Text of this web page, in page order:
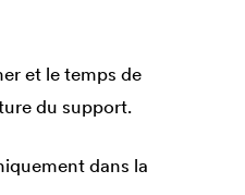
et le temps de
du support.
dans la